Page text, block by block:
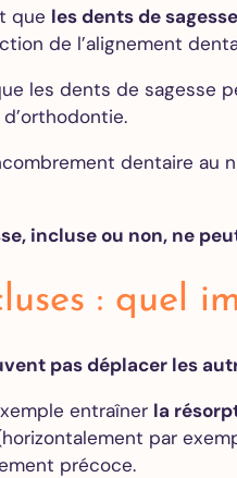
que les dents de
de l’alignement
les dents de sagesse
dentaire
incluse ou non, ne
: quel
pas déplacer les
entraîner la
par
précoce.